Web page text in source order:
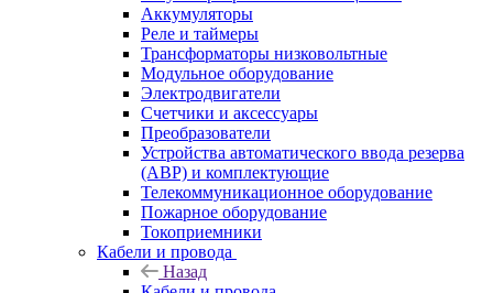
Аккумуляторы
Реле и таймеры
Трансформаторы низковольтные
Модульное оборудование
Электродвигатели
Счетчики и аксессуары
Преобразователи
Устройства автоматического ввода резерва
(АВР) и комплектующие
Телекоммуникационное оборудование
Пожарное оборудование
Токоприемники
Кабели и провода
Назад